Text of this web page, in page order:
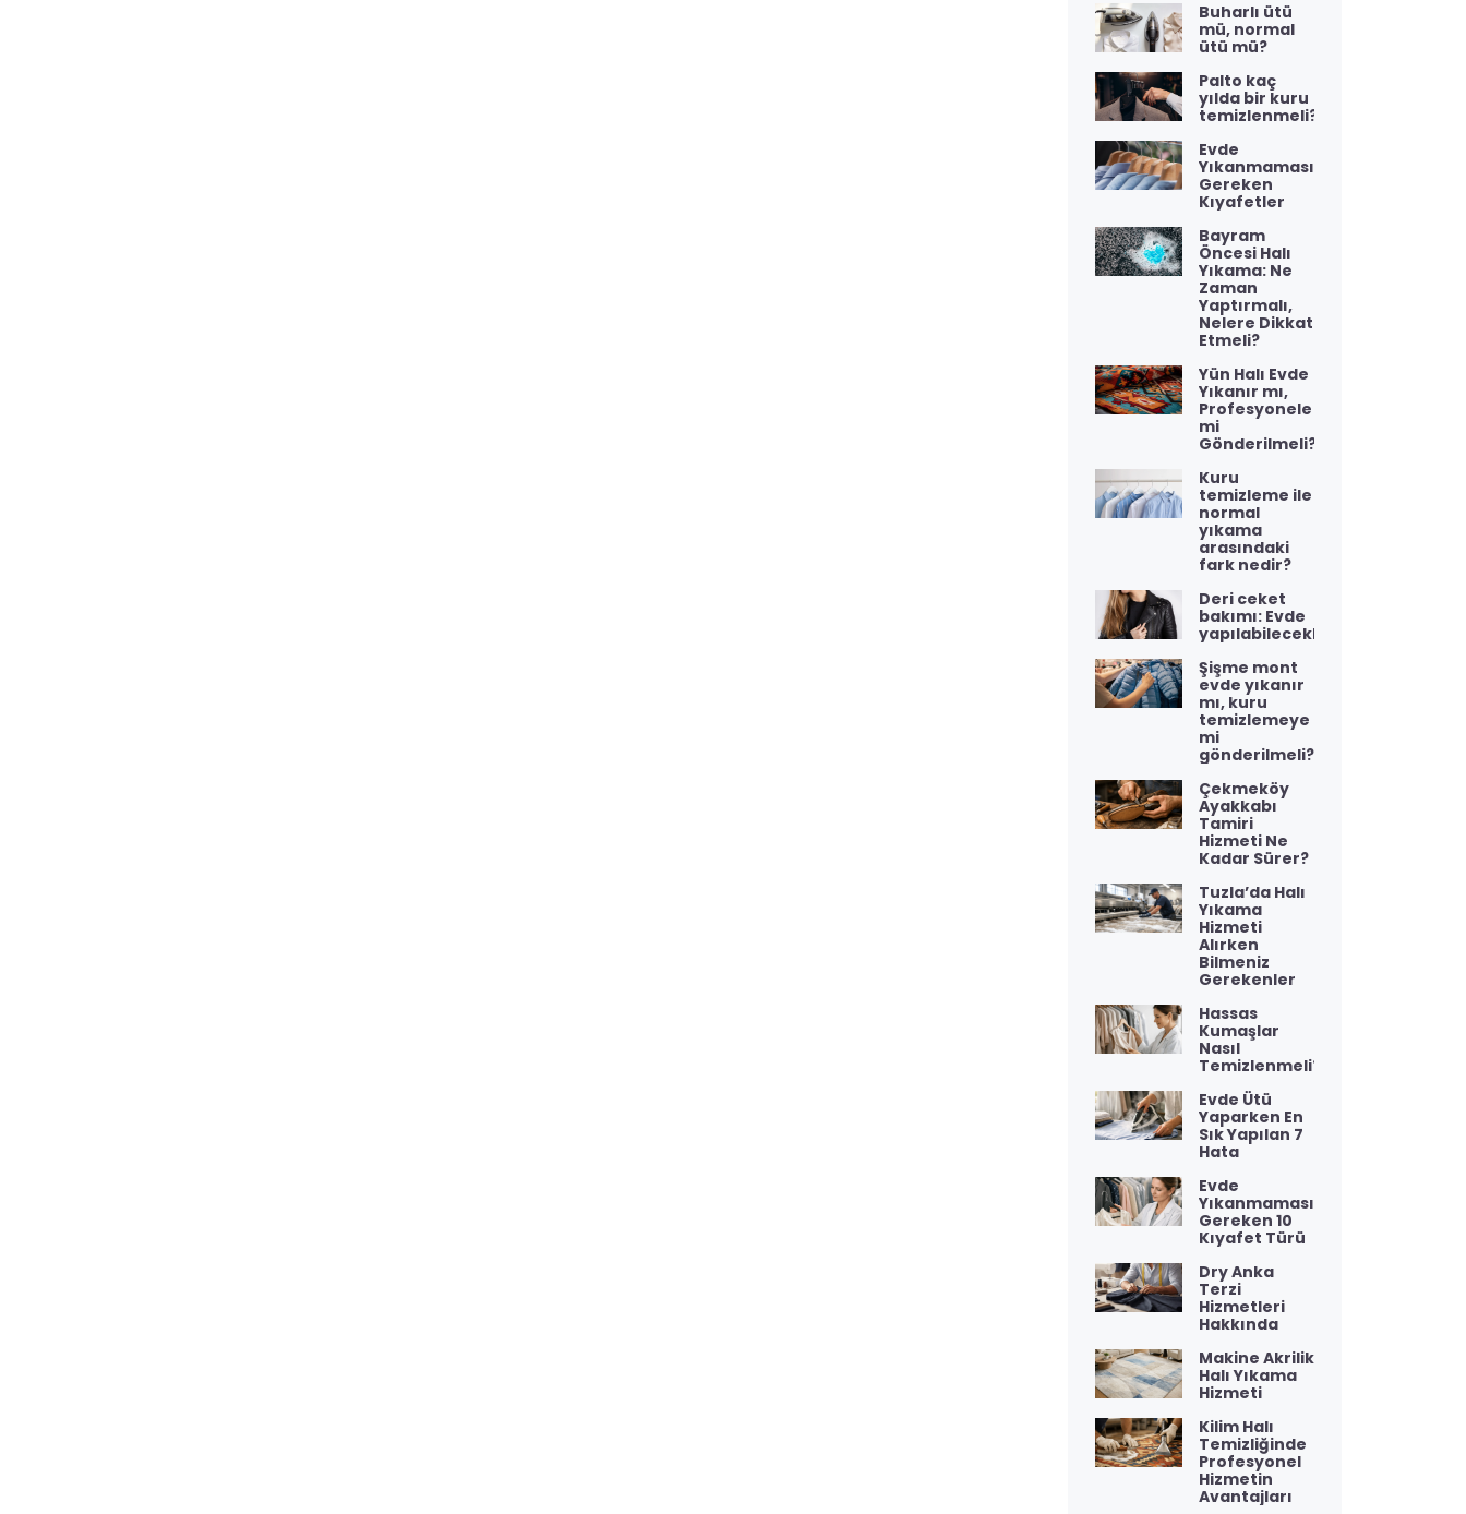
Buharlı ütü
mü, normal
ütü mü?
Palto kaç
yılda bir kuru
temizlenmeli?
Evde
Yıkanmaması
Gereken
Kıyafetler
Bayram
Öncesi Halı
Yıkama: Ne
Zaman
Yaptırmalı,
Nelere Dikkat
Etmeli?
Yün Halı Evde
Yıkanır mı,
Profesyonele
mi
Gönderilmeli?
Kuru
temizleme ile
normal
yıkama
arasındaki
fark nedir?
Deri ceket
bakımı: Evde
yapılabilecekler
Şişme mont
evde yıkanır
mı, kuru
temizlemeye
mi
gönderilmeli?
Çekmeköy
Ayakkabı
Tamiri
Hizmeti Ne
Kadar Sürer?
Tuzla’da Halı
Yıkama
Hizmeti
Alırken
Bilmeniz
Gerekenler
Hassas
Kumaşlar
Nasıl
Temizlenmeli?
Evde Ütü
Yaparken En
Sık Yapılan 7
Hata
Evde
Yıkanmaması
Gereken 10
Kıyafet Türü
Dry Anka
Terzi
Hizmetleri
Hakkında
Makine Akrilik
Halı Yıkama
Hizmeti
Kilim Halı
Temizliğinde
Profesyonel
Hizmetin
Avantajları